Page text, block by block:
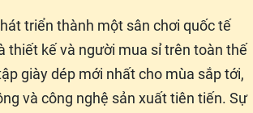
triển thành một sân chơi quốc tế
thiết kế và người mua sỉ trên toàn thế
giày dép mới nhất cho mùa sắp tới,
và công nghệ sản xuất tiên tiến. Sự